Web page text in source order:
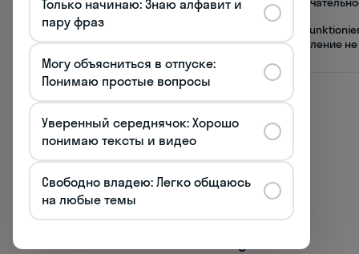
Техническая
служба
Dienst
Die Heizung
nicht — Отопление не
При разговоре о питании в отеле:
Wann wird das Frühstück serviert? —
Когда подается завтрак?
Gibt es ein Restaurant im Hotel? — В отеле
есть ресторан?
Только начинаю: Знаю алфавит и
пару фраз
Могу объясниться в отпуске:
Понимаю простые вопросы
Уверенный середнячок: Хорошо
понимаю тексты и видео
Свободно владею: Легко общаюсь
на любые темы